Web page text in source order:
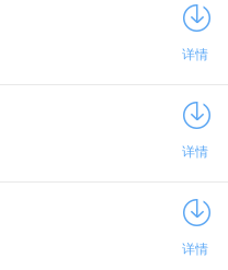
详情
详情
详情